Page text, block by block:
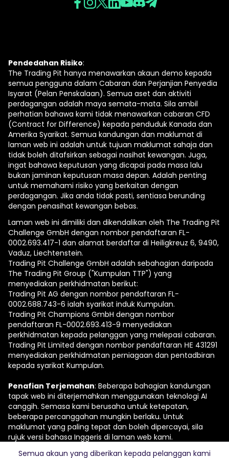
Pendedahan Risiko:
The Trading Pit hanya menawarkan akaun demo kepada
semua pengguna dalam Cabaran dan Perjanjian Penyedia
Isyarat (Pelan Penskalaan). Semua aset dan aktiviti
perdagangan adalah maya semata-mata. Sila ambil
perhatian bahawa kami tidak menawarkan cabaran CFD
(Contract for Difference) kepada penduduk Kanada dan
Amerika Syarikat. Semua kandungan dan maklumat di
laman web ini adalah untuk tujuan maklumat sahaja dan
tidak boleh ditafsirkan sebagai nasihat kewangan. Juga,
ingat bahawa keputusan yang dicapai pada masa lalu
bukan jaminan keputusan masa depan. Adalah penting
untuk memahami risiko yang berkaitan dengan
perdagangan. Jika anda tidak pasti, sentiasa berunding
dengan penasihat kewangan bebas.
Laman web ini dimiliki dan dikendalikan oleh The Trading Pit
Challenge GmbH dengan nombor pendaftaran FL-
0002.693.417-1 dan alamat berdaftar di Heiligkreuz 6, 9490,
Vaduz, Liechtenstein.
Trading Pit Challenge GmbH adalah sebahagian daripada
The Trading Pit Group ("Kumpulan TTP") yang
menyediakan perkhidmatan berikut:
Trading Pit AG dengan nombor pendaftaran FL-
0002.688.743-6 ialah syarikat induk Kumpulan.
Trading Pit Champions GmbH dengan nombor
pendaftaran FL-0002.693.413-9 menyediakan
perkhidmatan kepada pelanggan yang melepasi cabaran.
Trading Pit Limited dengan nombor pendaftaran ΗΕ 431291
menyediakan perkhidmatan perniagaan dan pentadbiran
kepada syarikat Kumpulan.
Penafian Terjemahan: Beberapa bahagian kandungan
tapak web ini diterjemahkan menggunakan teknologi AI
canggih. Semasa kami berusaha untuk ketepatan,
beberapa percanggahan mungkin berlaku. Untuk
maklumat yang paling tepat dan boleh dipercayai, sila
rujuk versi bahasa Inggeris di laman web kami.
© 2026 The Trading Pit Challenge GmbH. Hak Cipta
Semua akaun yang diberikan kepada pelanggan kami